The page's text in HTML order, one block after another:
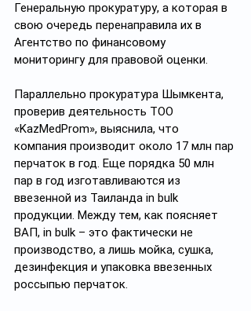
Генеральную прокуратуру, а которая в
свою очередь перенаправила их в
Агентство по финансовому
мониторингу для правовой оценки.
Параллельно прокуратура Шымкента,
проверив деятельность ТОО
«KazMedProm», выяснила, что
компания производит около 17 млн пар
перчаток в год. Еще порядка 50 млн
пар в год изготавливаются из
ввезенной из Таиланда in bulk
продукции. Между тем, как поясняет
ВАП, in bulk – это фактически не
производство, а лишь мойка, сушка,
дезинфекция и упаковка ввезенных
россыпью перчаток.